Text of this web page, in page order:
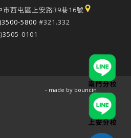
市西屯區上安路39巷16號
5800 #321.332
0101
- made by bouncin